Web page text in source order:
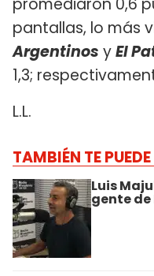
promediaron 0,6
pantallas, lo más
Argentinos yEl
1,3;
L.L.
TAMBIÉN TE
Luis
gente